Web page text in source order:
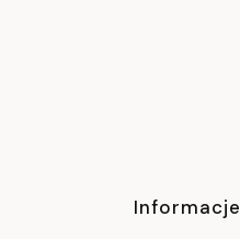
Informacje